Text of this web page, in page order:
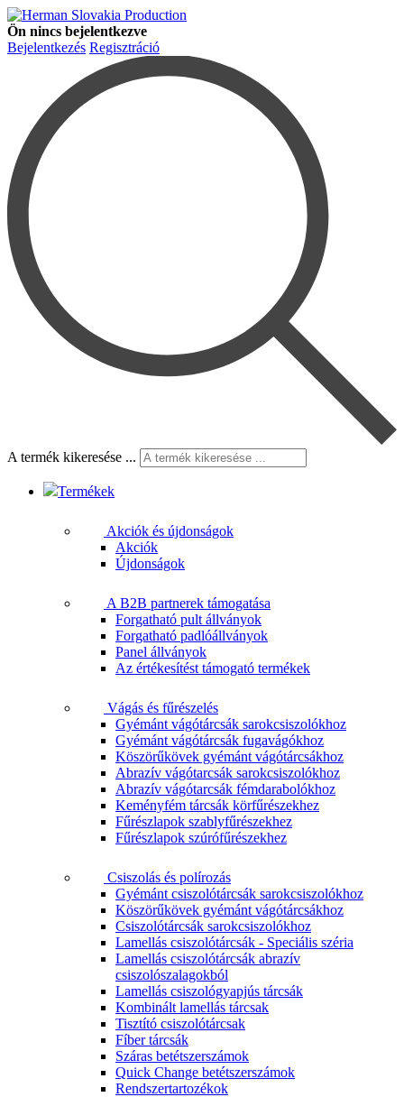
Ön nincs bejelentkezve
Bejelentkezés Regisztráció
A termék kikeresése ...
Termékek
Akciók és újdonságok
Akciók
Újdonságok
A B2B partnerek támogatása
Forgatható pult állványok
Forgatható padlóállványok
Panel állványok
Az értékesítést támogató termékek
Vágás és fűrészelés
Gyémánt vágótárcsák sarokcsiszolókhoz
Gyémánt vágótárcsák fugavágókhoz
Köszörűkövek gyémánt vágótárcsákhoz
Abrazív vágótarcsák sarokcsiszolókhoz
Abrazív vágótarcsák fémdarabolókhoz
Keményfém tárcsák körfűrészekhez
Fűrészlapok szablyfűrészekhez
Fűrészlapok szúrófűrészekhez
Csiszolás és polírozás
Gyémánt csiszolótárcsák sarokcsiszolókhoz
Köszörűkövek gyémánt vágótárcsákhoz
Csiszolótárcsák sarokcsiszolókhoz
Lamellás csiszolótárcsák - Speciális széria
Lamellás csiszolótárcsák abrazív
csiszolószalagokból
Lamellás csiszológyapjús tárcsák
Kombinált lamellás tárcsak
Tisztító csiszolótárcsak
Fíber tárcsák
Száras betétszerszámok
Quick Change betétszerszámok
Rendszertartozékok